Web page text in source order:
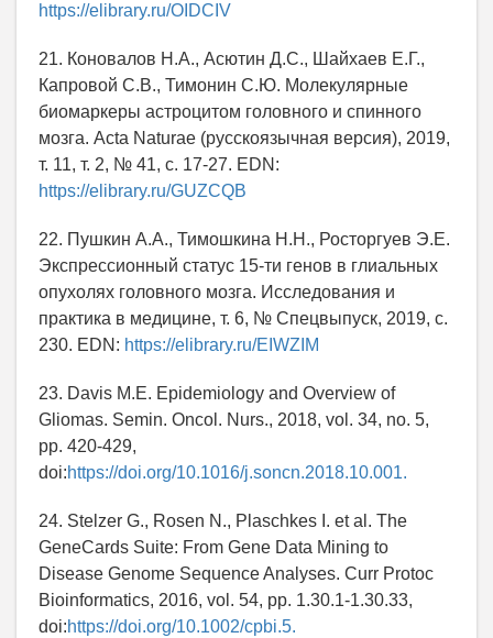
https://elibrary.ru/OIDCIV
21. Коновалов Н.А., Асютин Д.С., Шайхаев Е.Г.,
Капровой С.В., Тимонин С.Ю. Молекулярные
биомаркеры астроцитом головного и спинного
мозга. Acta Naturae (русскоязычная версия), 2019,
т. 11, т. 2, № 41, с. 17-27. EDN:
https://elibrary.ru/GUZCQB
22. Пушкин А.А., Тимошкина Н.Н., Росторгуев Э.Е.
Экспрессионный статус 15-ти генов в глиальных
опухолях головного мозга. Исследования и
практика в медицине, т. 6, № Спецвыпуск, 2019, с.
230. EDN: https://elibrary.ru/EIWZIM
23. Davis M.E. Epidemiology and Overview of
Gliomas. Semin. Oncol. Nurs., 2018, vol. 34, no. 5,
pp. 420-429,
doi:https://doi.org/10.1016/j.soncn.2018.10.001.
24. Stelzer G., Rosen N., Plaschkes I. et al. The
GeneCards Suite: From Gene Data Mining to
Disease Genome Sequence Analyses. Curr Protoc
Bioinformatics, 2016, vol. 54, pp. 1.30.1-1.30.33,
doi:https://doi.org/10.1002/cpbi.5.